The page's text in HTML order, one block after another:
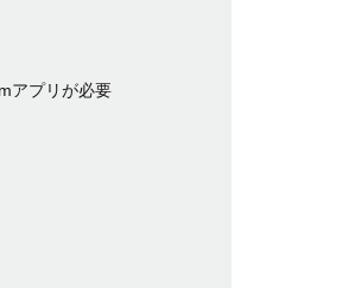
アプリが必要